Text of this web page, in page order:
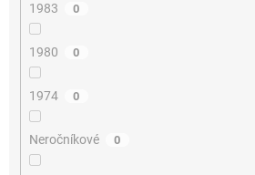
1983 0
1980 0
1974 0
Neročníkové 0